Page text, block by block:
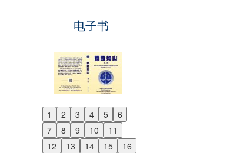
电子书
1 2 3 4 5
6
7
8 9 10
11
12
13 14 15
16
Previous
Next